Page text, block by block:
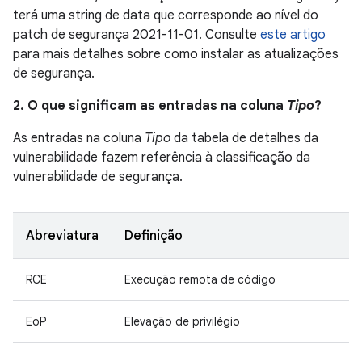
terá uma string de data que corresponde ao nível do
patch de segurança 2021-11-01. Consulte este artigo
para mais detalhes sobre como instalar as atualizações
de segurança.
2. O que significam as entradas na coluna Tipo?
As entradas na coluna Tipo da tabela de detalhes da
vulnerabilidade fazem referência à classificação da
vulnerabilidade de segurança.
Abreviatura Definição
RCE Execução remota de código
EoP Elevação de privilégio